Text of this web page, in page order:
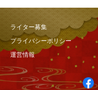
ライター募集
プライバシーポリシー
運営情報